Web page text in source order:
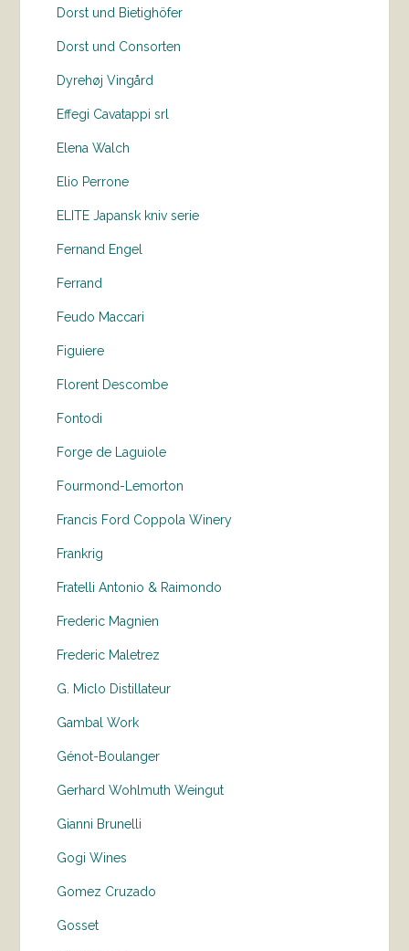
Dorst und Bietighöfer
Dorst und Consorten
Dyrehøj Vingård
Effegi Cavatappi srl
Elena Walch
Elio Perrone
ELITE Japansk kniv serie
Fernand Engel
Ferrand
Feudo Maccari
Figuiere
Florent Descombe
Fontodi
Forge de Laguiole
Fourmond-Lemorton
Francis Ford Coppola Winery
Frankrig
Fratelli Antonio & Raimondo
Frederic Magnien
Frederic Maletrez
G. Miclo Distillateur
Gambal Work
Génot-Boulanger
Gerhard Wohlmuth Weingut
Gianni Brunelli
Gogi Wines
Gomez Cruzado
Gosset